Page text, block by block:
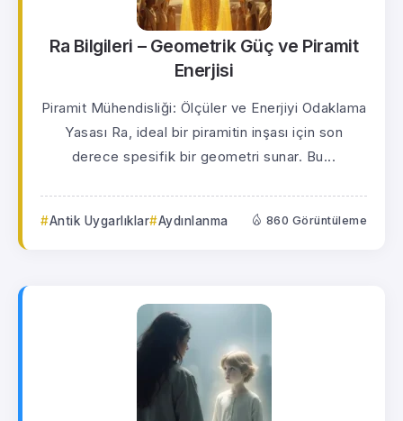
Ra Bilgileri – Geometrik Güç ve Piramit
Enerjisi
Piramit Mühendisliği: Ölçüler ve Enerjiyi Odaklama
Yasası Ra, ideal bir piramitin inşası için son
derece spesifik bir geometri sunar. Bu...
Antik Uygarlıklar Aydınlanma 860 Görüntüleme